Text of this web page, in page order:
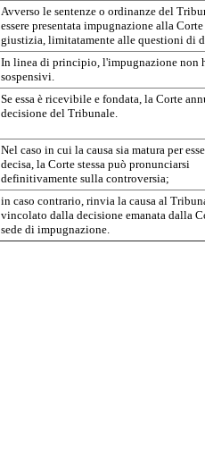
Avverso le sentenze o ordinanze del
essere presentata impugnazione alla
giustizia, limitatamente alle questioni di
In linea di principio, l'impugnazione non
sospensivi.
Se essa è ricevibile e fondata, la Corte
decisione del Tribunale.
Nel caso in cui la causa sia matura per
decisa, la Corte stessa può pronunciarsi
definitivamente sulla controversia;
in caso contrario, rinvia la causa al
vincolato dalla decisione emanata dalla
sede di impugnazione.